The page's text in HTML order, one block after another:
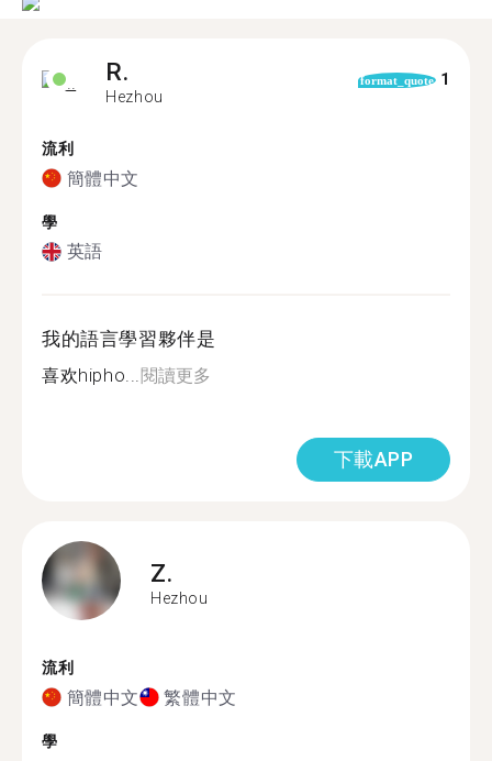
R.
Hezhou
format_quote 1
流利
簡體中文
學
英語
我的語言學習夥伴是
喜欢hipho...閱讀更多
下載APP
Z.
Hezhou
流利
簡體中文 繁體中文
學